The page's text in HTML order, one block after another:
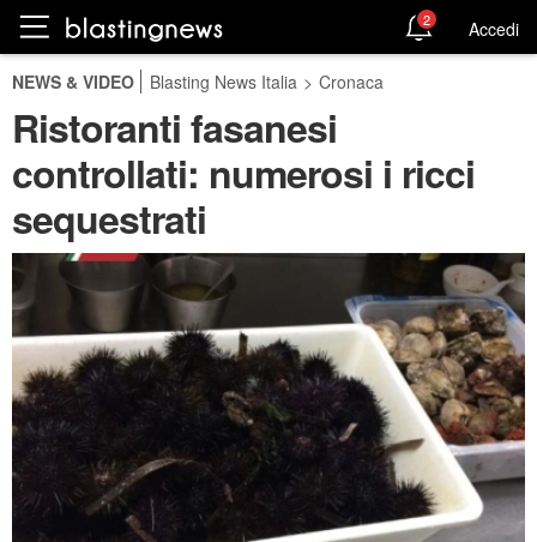
2 Accedi
NEWS & VIDEO Blasting News Italia > Cronaca
Ristoranti fasanesi
controllati: numerosi i ricci
sequestrati